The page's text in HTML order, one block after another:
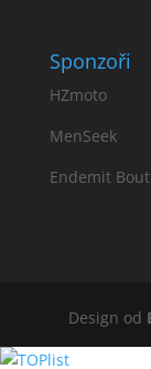
Sponzoři
HZmoto
MenSeek
Endemit
Design od